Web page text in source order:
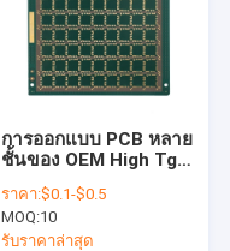
การออกแบบ PCB หลาย
ชั้นของ OEM High Tg
Gold
ราคา:$0.1-$0.5
MOQ:10
รับราคาล่าสุด